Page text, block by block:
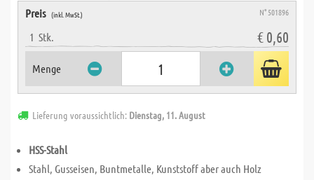
Preis (inkl. MwSt.) N° 501896
1 Stk. € 0,60
Menge
Lieferung voraussichtlich: Dienstag, 11. August
HSS-Stahl
Stahl, Gusseisen, Buntmetalle, Kunststoff aber auch Holz